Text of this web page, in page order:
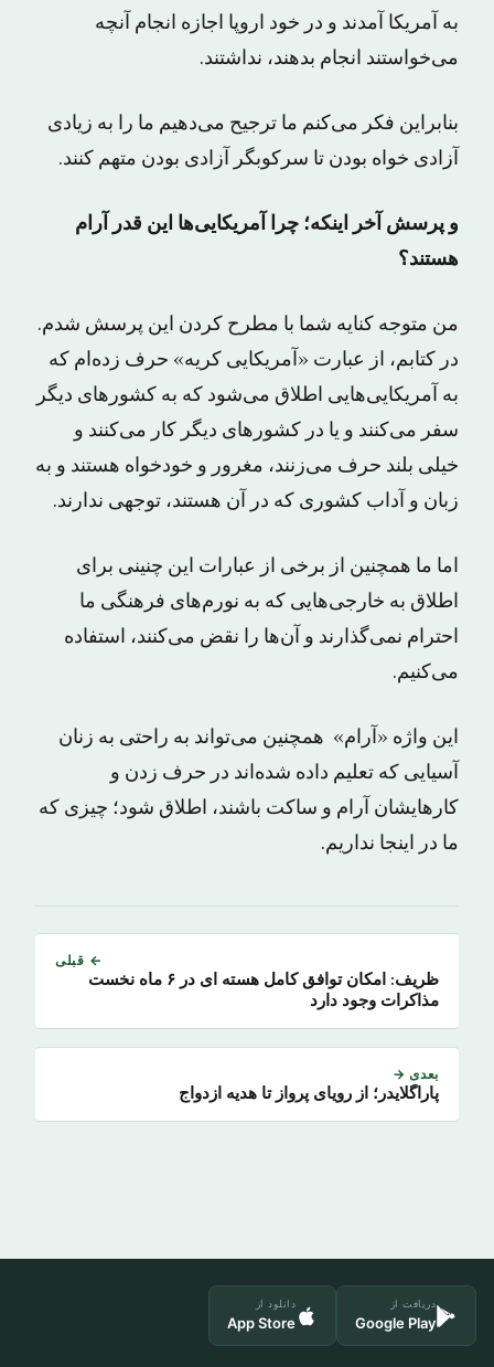
به آمریکا آمدند و در خود اروپا اجازه انجام آنچه
می‌خواستند انجام بدهند، نداشتند.
بنابراین فکر می‌کنم ما ترجیح می‌دهیم ما را به زیادی
آزادی خواه بودن تا سرکوبگر آزادی بودن متهم کنند.
و پرسش آخر اینکه؛ چرا آمریکایی‌ها این قدر آرام
هستند؟
من متوجه کنایه شما با مطرح کردن این پرسش شدم.
در کتابم، از عبارت «آمریکایی کریه» حرف زده‌ام که
به آمریکایی‌هایی اطلاق می‌شود که به کشورهای دیگر
سفر می‌کنند و یا در کشورهای دیگر کار می‌کنند و
خیلی بلند حرف می‌زنند، مغرور و خودخواه هستند و به
زبان و آداب کشوری که در آن هستند، توجهی ندارند.
اما ما همچنین از برخی از عبارات این چنینی برای
اطلاق به خارجی‌هایی که به نورم‌های فرهنگی ما
احترام نمی‌گذارند و آن‌ها را نقض می‌کنند، استفاده
می‌کنیم.
این واژه «آرام» همچنین می‌تواند به راحتی به زنان
آسیایی که تعلیم داده‌ شده‌اند در حرف زدن و
کارهایشان آرام و ساکت باشند، اطلاق شود؛ چیزی که
ما در اینجا نداریم.
← قبلی
ظریف: امکان توافق کامل هسته ای در ۶ ماه نخست
مذاکرات وجود دارد
بعدی →
پاراگلایدر؛ از رویای پرواز تا هدیه ازدواج
دریافت از
Google Play
دانلود از
App Store